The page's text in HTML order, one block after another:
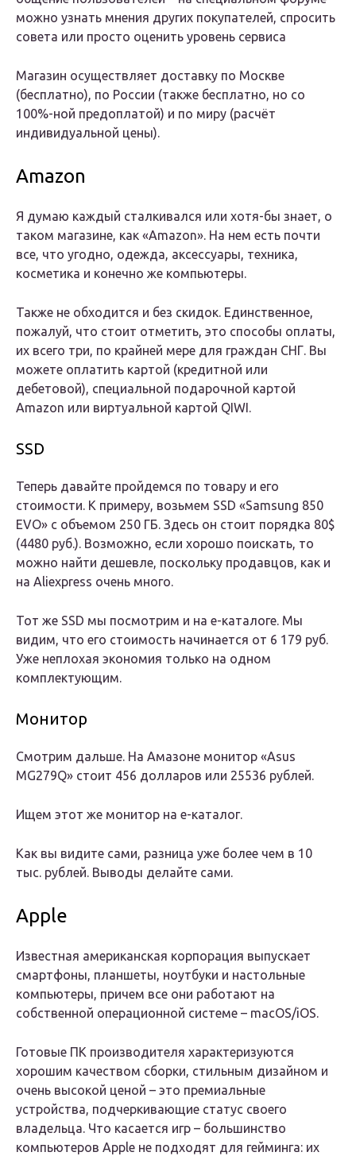
можно узнать мнения других покупателей, спросить
совета или просто оценить уровень сервиса
Магазин осуществляет доставку по Москве
(бесплатно), по России (также бесплатно, но со
100%-ной предоплатой) и по миру (расчёт
индивидуальной цены).
Amazon
Я думаю каждый сталкивался или хотя-бы знает, о
таком магазине, как «Amazon». На нем есть почти
все, что угодно, одежда, аксессуары, техника,
косметика и конечно же компьютеры.
Также не обходится и без скидок. Единственное,
пожалуй, что стоит отметить, это способы оплаты,
их всего три, по крайней мере для граждан СНГ. Вы
можете оплатить картой (кредитной или
дебетовой), специальной подарочной картой
Amazon или виртуальной картой QIWI.
SSD
Теперь давайте пройдемся по товару и его
стоимости. К примеру, возьмем SSD «Samsung 850
EVO» с объемом 250 ГБ. Здесь он стоит порядка 80$
(4480 руб.). Возможно, если хорошо поискать, то
можно найти дешевле, поскольку продавцов, как и
на Aliexpress очень много.
Тот же SSD мы посмотрим и на е-каталоге. Мы
видим, что его стоимость начинается от 6 179 руб.
Уже неплохая экономия только на одном
комплектующим.
Монитор
Смотрим дальше. На Амазоне монитор «Asus
MG279Q» стоит 456 долларов или 25536 рублей.
Ищем этот же монитор на е-каталог.
Как вы видите сами, разница уже более чем в 10
тыс. рублей. Выводы делайте сами.
Apple
Известная американская корпорация выпускает
смартфоны, планшеты, ноутбуки и настольные
компьютеры, причем все они работают на
собственной операционной системе – macOS/iOS.
Готовые ПК производителя характеризуются
хорошим качеством сборки, стильным дизайном и
очень высокой ценой – это премиальные
устройства, подчеркивающие статус своего
владельца. Что касается игр – большинство
компьютеров Apple не подходят для гейминга: их